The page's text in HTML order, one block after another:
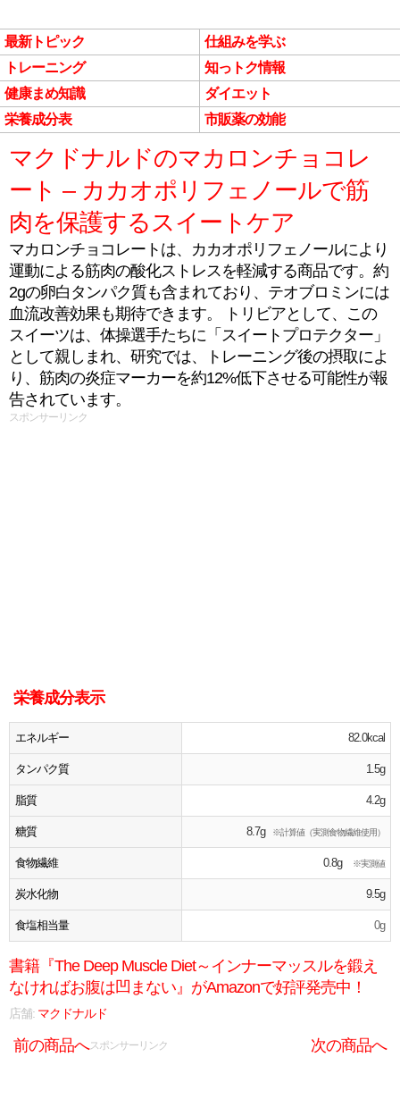
最新トピック
仕組みを学ぶ
トレーニング
知っトク情報
健康まめ知識
ダイエット
栄養成分表
市販薬の効能
マクドナルドのマカロンチョコレ
ート – カカオポリフェノールで筋
肉を保護するスイートケア
マカロンチョコレートは、カカオポリフェノールにより
運動による筋肉の酸化ストレスを軽減する商品です。約
2gの卵白タンパク質も含まれており、テオブロミンには
血流改善効果も期待できます。 トリビアとして、この
スイーツは、体操選手たちに「スイートプロテクター」
として親しまれ、研究では、トレーニング後の摂取によ
り、筋肉の炎症マーカーを約12%低下させる可能性が報
告されています。
スポンサーリンク
栄養成分表示
エネルギー 82.0kcal
タンパク質 1.5g
脂質 4.2g
糖質 8.7g ※計算値（実測食物繊維使用）
食物繊維 0.8g ※実測値
炭水化物 9.5g
食塩相当量 0g
書籍『The Deep Muscle Diet～インナーマッスルを鍛え
なければお腹は凹まない』がAmazonで好評発売中！
店舗: マクドナルド
前の商品へ 次の商品へ
スポンサーリンク